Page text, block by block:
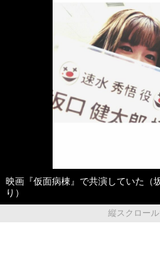
映画『仮面病棟』で共演していた（
り）
縦スクロー